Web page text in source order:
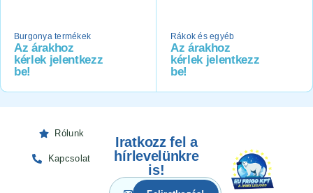
Burgonya termékek
Az árakhoz
kérlek jelentkezz
be!
Rákok és egyéb
Az árakhoz
kérlek jelentkezz
be!
Rólunk
Kapcsolat
Iratkozz fel a
hírlevelünkre
is!